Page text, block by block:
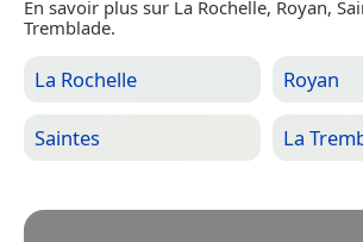
En savoir plus sur La Rochelle, Royan,
Tremblade.
La Rochelle Royan
Saintes La